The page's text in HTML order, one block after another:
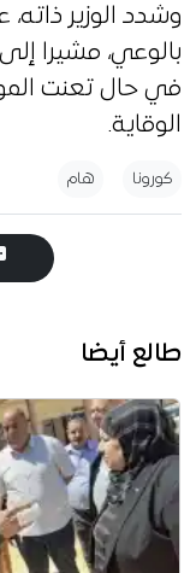
وشدد الوزير
بالوعي، مشيرا
في حال تعنت
الوقاية.
كورونا هام
طالع أيضا